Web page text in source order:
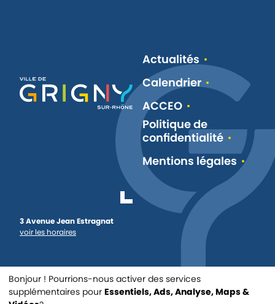
Triathlon 2026 🏊‍♀️🚴‍♂️🏃‍♀️
3 Avenue Jean Estragnat
voir les horaires
Actualités
Calendrier
ACCEO
Politique de
confidentialité
Mentions légales
Bonjour ! Pourrions-nous activer des services
supplémentaires pour Essentiels, Ads, Analyse, Maps &